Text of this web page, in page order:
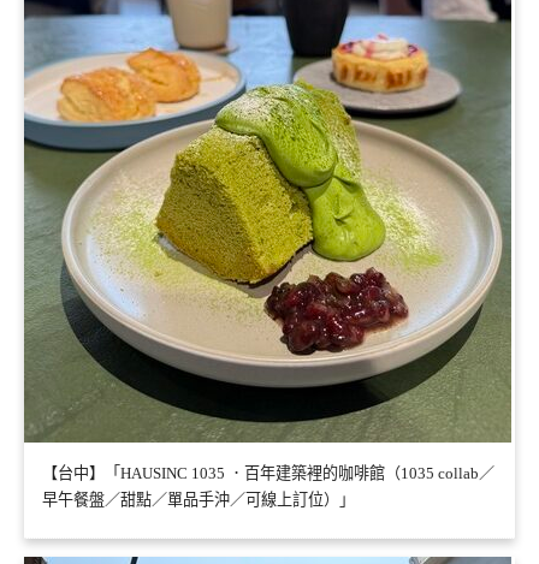
【台中】「HAUSINC 1035 ．百年建築裡的咖啡館（1035 collab／
早午餐盤／甜點／單品手沖／可線上訂位）」